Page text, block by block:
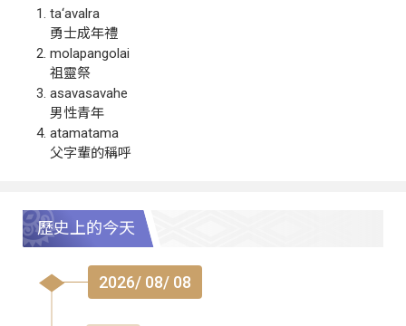
ta‘avalra
勇士成年禮
molapangolai
祖靈祭
asavasavahe
男性青年
atamatama
父字輩的稱呼
歷史上的今天
2026/ 08/ 08